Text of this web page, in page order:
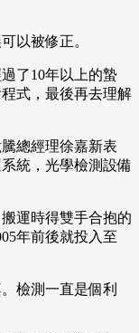
以被修正。
了10年以上的蟄
式，最後再去理解
總經理徐嘉新表
統，光學檢測設備
運時得雙手合抱的
年前後就投入至
檢測一直是個利